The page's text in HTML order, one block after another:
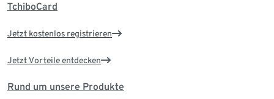
TchiboCard
Jetzt kostenlos registrieren
Jetzt Vorteile entdecken
Rund um unsere Produkte